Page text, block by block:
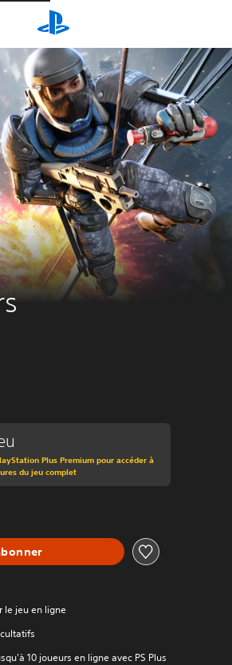
Plus Premium pour accéder à
du jeu complet
le jeu en ligne
10 joueurs en ligne avec PS Plus